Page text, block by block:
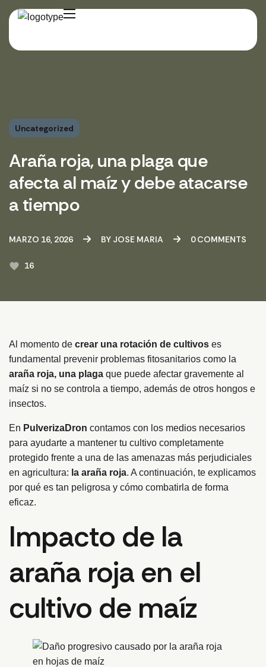
Uncategorized
Araña roja, una plaga que
afecta al maíz y debe atacarse
a tiempo
MARZO 16, 2026 BY JOSE MARIA 0COMMENTS
16
Al momento de crear una rotación de cultivos es
fundamental prevenir problemas fitosanitarios como la
araña roja, una plaga que puede afectar gravemente al
maíz si no se controla a tiempo, además de otros hongos e
insectos.
En PulverizaDron contamos con los medios necesarios
para ayudarte a mantener tu cultivo completamente
protegido frente a una de las amenazas más perjudiciales
en agricultura: la araña roja. A continuación, te explicamos
por qué es tan peligrosa y cómo combatirla de forma
eficaz.
Impacto de la
araña roja en el
cultivo de maíz